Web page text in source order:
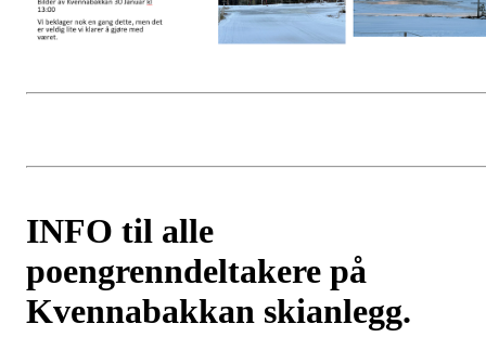
INFO til alle
poengrenndeltakere på
Kvennabakkan skianlegg.